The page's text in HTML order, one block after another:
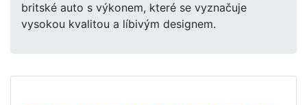
britské auto s výkonem, které se vyznačuje
vysokou kvalitou a líbivým designem.